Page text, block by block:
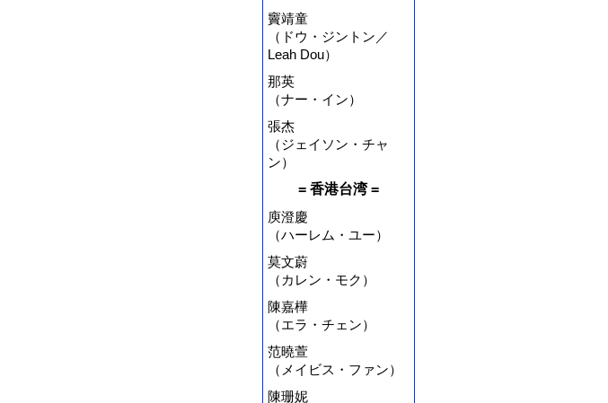
竇靖童
（ドウ・ジントン／
Leah Dou）
那英
（ナー・イン）
張杰
（ジェイソン・チャ
ン）
= 香港台湾 =
庾澄慶
（ハーレム・ユー）
莫文蔚
（カレン・モク）
陳嘉樺
（エラ・チェン）
范曉萱
（メイビス・ファン）
陳珊妮